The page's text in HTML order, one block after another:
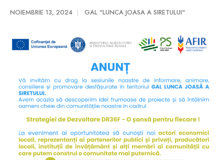
NOIEMBRIE 13, 2024 GAL "LUNCA JOASA A SIRETULUI"